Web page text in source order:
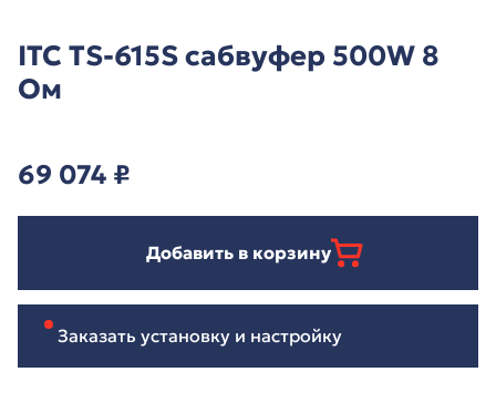
ITC TS-615S сабвуфер 500W 8
Ом
69 074 ₽
Добавить в корзину
Заказать установку и настройку